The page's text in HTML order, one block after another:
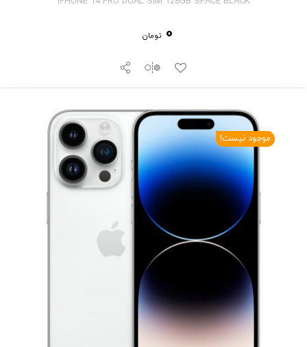
0 تومان
موجود نیست!